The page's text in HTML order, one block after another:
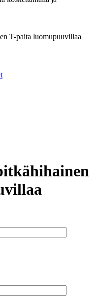
T-paita luomupuuvillaa